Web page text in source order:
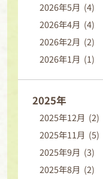
2026年5月 (4)
2026年4月 (4)
2026年2月 (2)
2026年1月 (1)
2025年
2025年12月 (2)
2025年11月 (5)
2025年9月 (3)
2025年8月 (2)